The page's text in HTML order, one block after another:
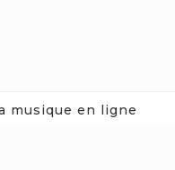
musique en ligne